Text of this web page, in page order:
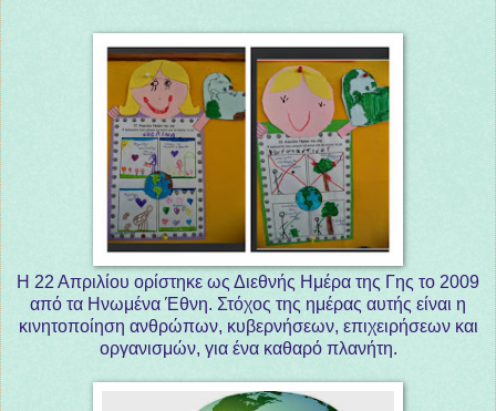
Η 22 Απριλίου ορίστηκε ως Διεθνής Ημέρα της Γης το 2009
από τα Ηνωμένα Έθνη. Στόχος της ημέρας αυτής είναι η
κινητοποίηση ανθρώπων, κυβερνήσεων, επιχειρήσεων και
οργανισμών, για ένα καθαρό πλανήτη.